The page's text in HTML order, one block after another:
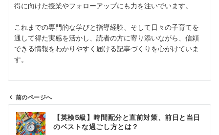
得に向けた授業やフォローアップにも力を注いでいます。
これまでの専門的な学びと指導経験、そして日々の子育てを
通して得た実感を活かし、読者の方に寄り添いながら、信頼
できる情報をわかりやすく届ける記事づくりを心がけていま
す。
前のページへ
【英検5級】時間配分と直前対策、前日と当日
のベストな過ごし方とは？